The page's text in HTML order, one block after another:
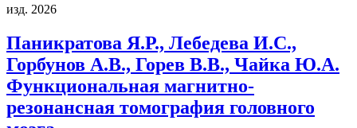
изд. 2026
Паникратова Я.Р., Лебедева И.С.,
Горбунов А.В., Горев В.В., Чайка Ю.А.
Функциональная магнитно-
резонансная томография головного